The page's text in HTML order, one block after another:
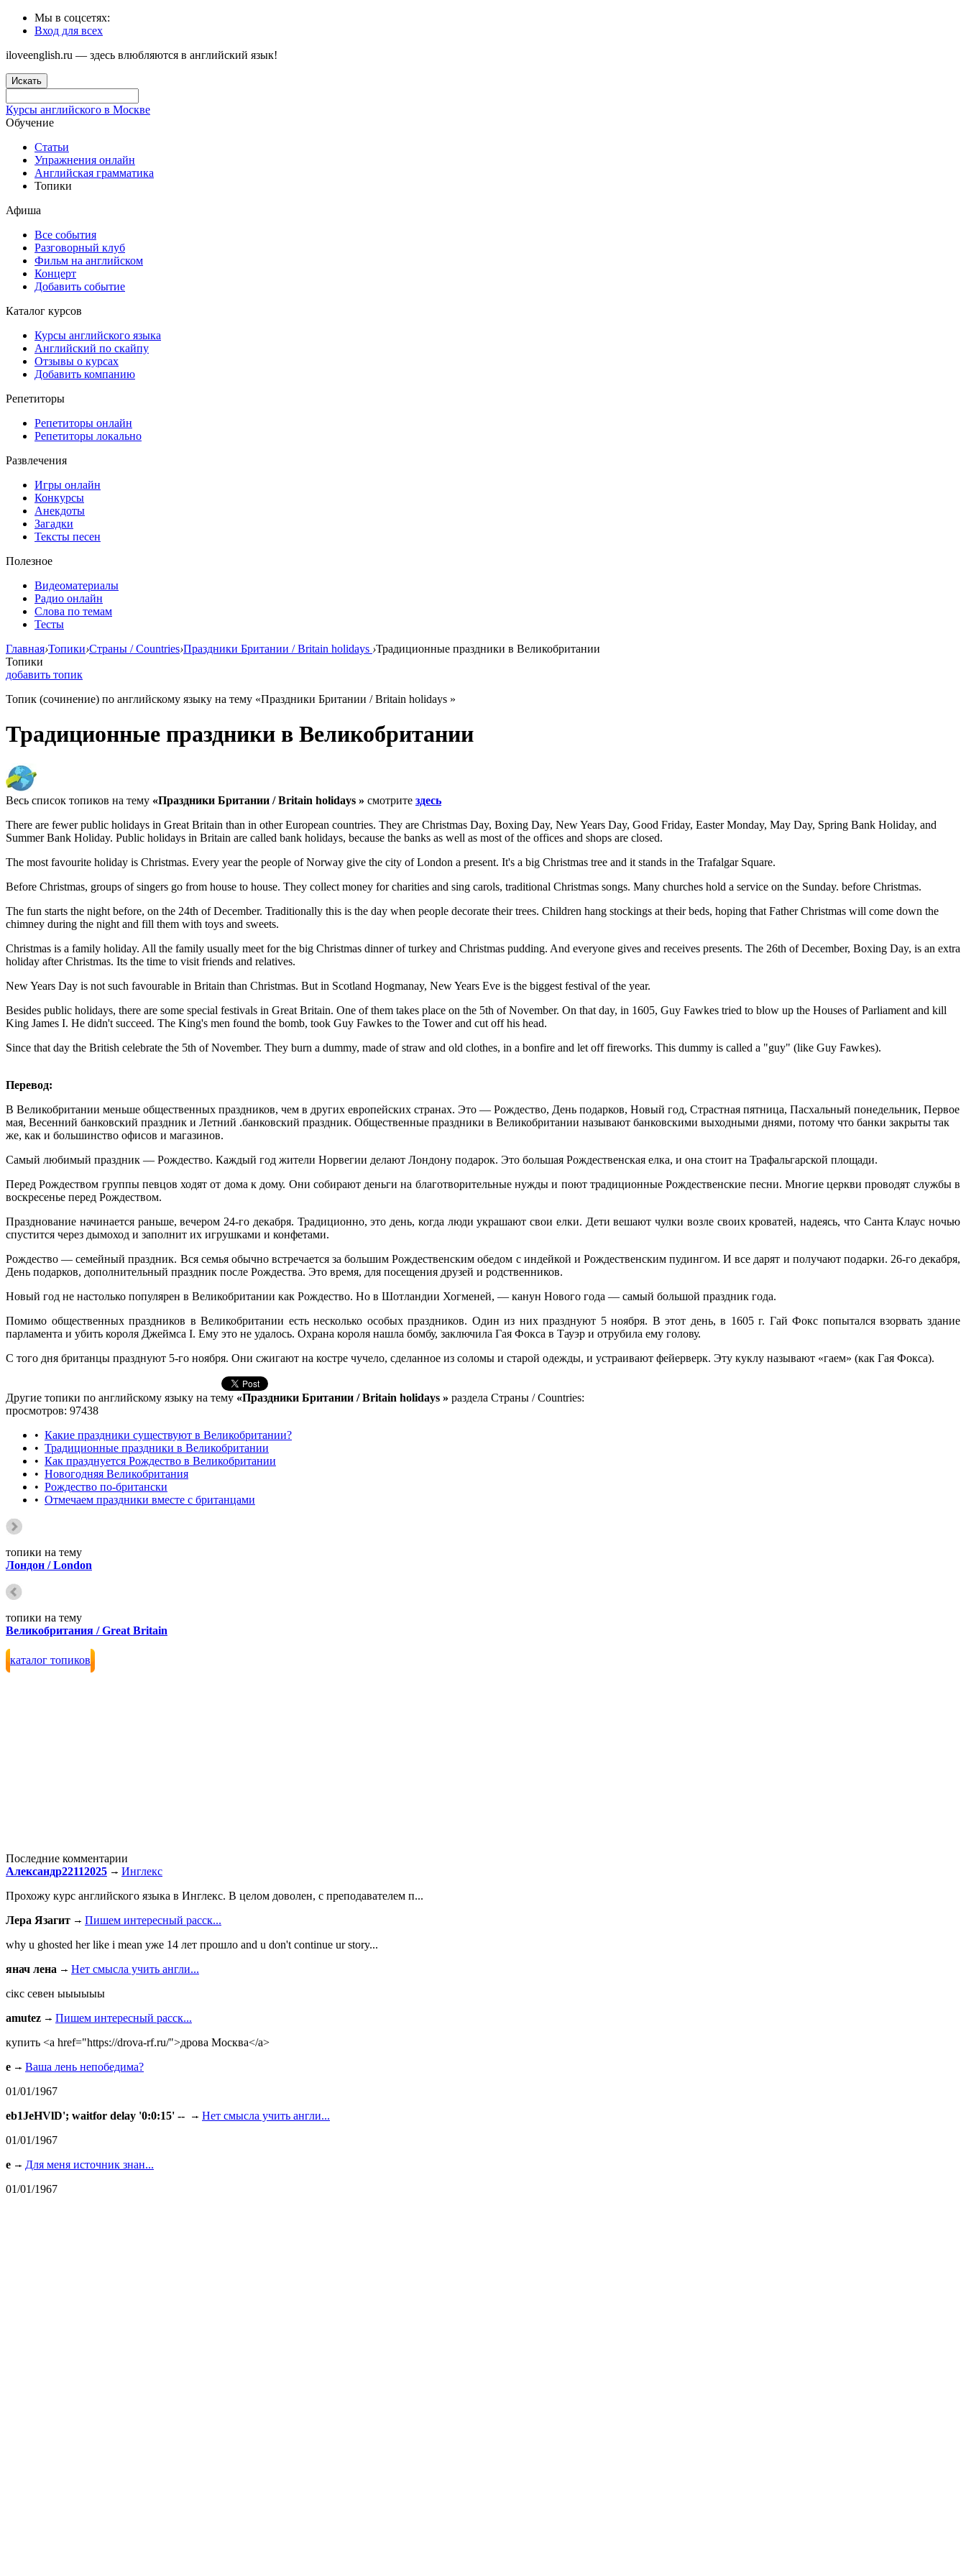
Мы в соцсетях:
Вход для всех
iloveenglish.ru — здесь влюбляются в английский язык!
Искать
Курсы английского в Москве
Обучение
Статьи
Упражнения онлайн
Английская грамматика
Топики
Афиша
Все события
Разговорный клуб
Фильм на английском
Концерт
Добавить событие
Каталог курсов
Курсы английского языка
Английский по скайпу
Отзывы о курсах
Добавить компанию
Репетиторы
Репетиторы онлайн
Репетиторы локально
Развлечения
Игры онлайн
Конкурсы
Анекдоты
Загадки
Тексты песен
Полезное
Видеоматериалы
Радио онлайн
Слова по темам
Тесты
Главная›Топики›Страны / Countries›Праздники Британии / Britain holidays ›Традиционные праздники в Великобритании
Топики
добавить топик
Топик (сочинение) по английскому языку на тему «Праздники Британии / Britain holidays »
Традиционные праздники в Великобритании
Весь список топиков на тему «Праздники Британии / Britain holidays » смотрите здесь
There are fewer public holidays in Great Britain than in other European countries. They are Christmas Day, Boxing Day, New Years Day, Good Friday, Easter Monday, May Day, Spring Bank Holiday, and
Summer Bank Holiday. Public holidays in Britain are called bank holidays, because the banks as well as most of the offices and shops are closed.
The most favourite holiday is Christmas. Every year the people of Norway give the city of London a present. It's a big Christmas tree and it stands in the Trafalgar Square.
Before Christmas, groups of singers go from house to house. They collect money for charities and sing carols, traditional Christmas songs. Many churches hold a service on the Sunday. before Christmas.
The fun starts the night before, on the 24th of December. Traditionally this is the day when people decorate their trees. Children hang stockings at their beds, hoping that Father Christmas will come down the
chimney during the night and fill them with toys and sweets.
Christmas is a family holiday. All the family usually meet for the big Christmas dinner of turkey and Christmas pudding. And everyone gives and receives presents. The 26th of December, Boxing Day, is an extra
holiday after Christmas. Its the time to visit friends and relatives.
New Years Day is not such favourable in Britain than Christmas. But in Scotland Hogmanay, New Years Eve is the biggest festival of the year.
Besides public holidays, there are some special festivals in Great Britain. One of them takes place on the 5th of November. On that day, in 1605, Guy Fawkes tried to blow up the Houses of Parliament and kill
King James I. He didn't succeed. The King's men found the bomb, took Guy Fawkes to the Tower and cut off his head.
Since that day the British celebrate the 5th of November. They burn a dummy, made of straw and old clothes, in a bonfire and let off fireworks. This dummy is called a "guy" (like Guy Fawkes).
Перевод:
В Великобритании меньше общественных праздников, чем в других европейских странах. Это — Рождество, День подарков, Новый год, Страстная пятница, Пасхальный понедельник, Первое
мая, Весенний банковский праздник и Летний .банковский праздник. Общественные праздники в Великобритании называют банковскими выходными днями, потому что банки закрыты так
же, как и большинство офисов и магазинов.
Самый любимый праздник — Рождество. Каждый год жители Норвегии делают Лондону подарок. Это большая Рождественская елка, и она стоит на Трафальгарской площади.
Перед Рождеством группы певцов ходят от дома к дому. Они собирают деньги на благотворительные нужды и поют традиционные Рождественские песни. Многие церкви проводят службы в
воскресенье перед Рождеством.
Празднование начинается раньше, вечером 24-го декабря. Традиционно, это день, когда люди украшают свои елки. Дети вешают чулки возле своих кроватей, надеясь, что Санта Клаус ночью
спустится через дымоход и заполнит их игрушками и конфетами.
Рождество — семейный праздник. Вся семья обычно встречается за большим Рождественским обедом с индейкой и Рождественским пудингом. И все дарят и получают подарки. 26-го декабря,
День подарков, дополнительный праздник после Рождества. Это время, для посещения друзей и родственников.
Новый год не настолько популярен в Великобритании как Рождество. Но в Шотландии Хогменей, — канун Нового года — самый большой праздник года.
Помимо общественных праздников в Великобритании есть несколько особых праздников. Один из них празднуют 5 ноября. В этот день, в 1605 г. Гай Фокс попытался взорвать здание
парламента и убить короля Джеймса I. Ему это не удалось. Охрана короля нашла бомбу, заключила Гая Фокса в Тауэр и отрубила ему голову.
С того дня британцы празднуют 5-го ноября. Они сжигают на костре чучело, сделанное из соломы и старой одежды, и устраивают фейерверк. Эту куклу называют «гаем» (как Гая Фокса).
Другие топики по английскому языку на тему «Праздники Британии / Britain holidays » раздела Страны / Countries:
просмотров: 97438
• Какие праздники существуют в Великобритании?
• Традиционные праздники в Великобритании
• Как празднуется Рождество в Великобритании
• Новогодняя Великобритания
• Рождество по-британски
• Отмечаем праздники вместе с британцами
топики на тему
Лондон / London
топики на тему
Великобритания / Great Britain
каталог топиков
Последние комментарии
Александр22112025
Инглекс
Прохожу курс английского языка в Инглекс. В целом доволен, с преподавателем п...
Лера Язагит
Пишем интересный расск...
why u ghosted her like i mean уже 14 лет прошло and u don't continue ur story...
янач лена
Нет смысла учить англи...
сiкс севен ыыыыыы
amutez
Пишем интересный расск...
купить <a href="https://drova-rf.ru/">дрова Москва</a>
e
Ваша лень непобедима?
01/01/1967
eb1JeHVlD'; waitfor delay '0:0:15' --
Нет смысла учить англи...
01/01/1967
e
Для меня источник знан...
01/01/1967